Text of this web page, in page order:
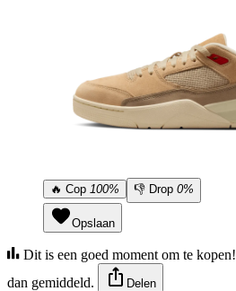
🔥 Cop 100% 👎 Drop 0%
Opslaan
Dit is een goed moment om te
dan gemiddeld.
Delen